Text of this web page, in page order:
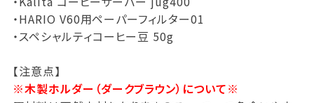
・HARIO V60用ペーパーフィルター01
・スペシャルティコーヒー豆 50g
【注意点】
※木製ホルダー（ダークブラウン）について※